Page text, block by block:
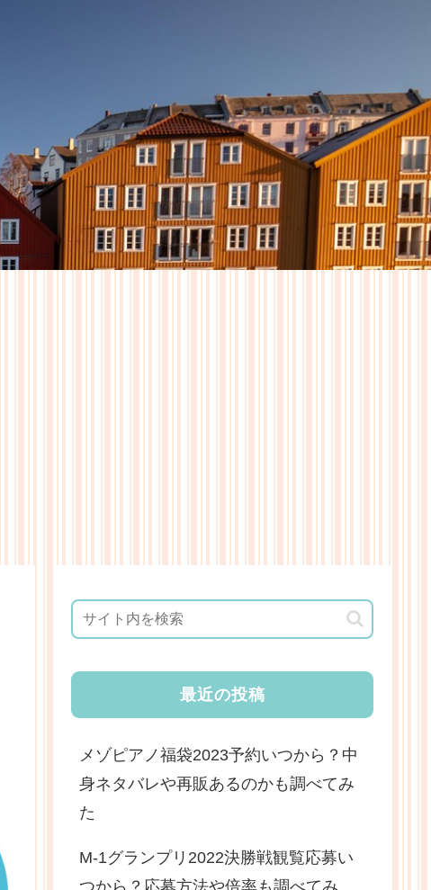
最近の投稿
メゾピアノ福袋2023予約いつから？中
身ネタバレや再販あるのかも調べてみ
た
M-1グランプリ2022決勝戦観覧応募い
つから？応募方法や倍率も調べてみ